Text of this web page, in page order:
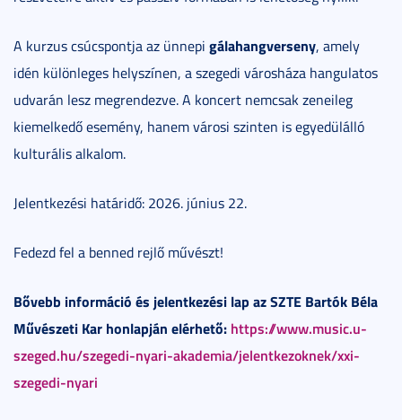
A kurzus csúcspontja az ünnepi gálahangverseny, amely
idén különleges helyszínen, a szegedi városháza hangulatos
udvarán lesz megrendezve. A koncert nemcsak zeneileg
kiemelkedő esemény, hanem városi szinten is egyedülálló
kulturális alkalom.
Jelentkezési határidő: 2026. június 22.
Fedezd fel a benned rejlő művészt!
Bővebb információ és jelentkezési lap az SZTE Bartók Béla
Művészeti Kar honlapján elérhető: https://www.music.u-
szeged.hu/szegedi-nyari-akademia/jelentkezoknek/xxi-
szegedi-nyari